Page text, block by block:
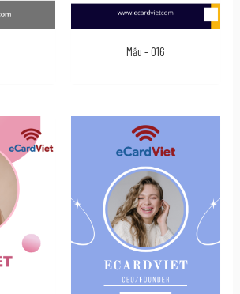
Mẫu – 016